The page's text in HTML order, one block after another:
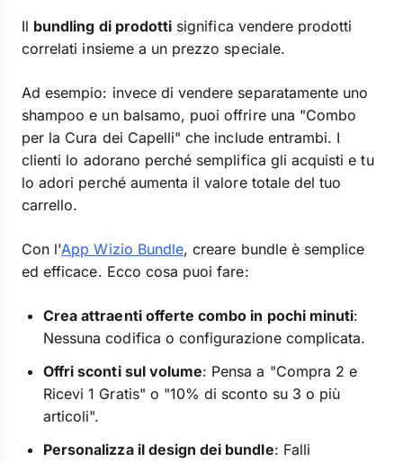
Il bundling di prodotti significa vendere prodotti
correlati insieme a un prezzo speciale.
Ad esempio: invece di vendere separatamente uno
shampoo e un balsamo, puoi offrire una "Combo
per la Cura dei Capelli" che include entrambi. I
clienti lo adorano perché semplifica gli acquisti e tu
lo adori perché aumenta il valore totale del tuo
carrello.
Con l'App Wizio Bundle, creare bundle è semplice
ed efficace. Ecco cosa puoi fare:
Crea attraenti offerte combo in pochi minuti:
Nessuna codifica o configurazione complicata.
Offri sconti sul volume: Pensa a "Compra 2 e
Ricevi 1 Gratis" o "10% di sconto su 3 o più
articoli".
Personalizza il design dei bundle: Falli